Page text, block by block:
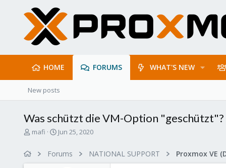
HOME FORUMS WHAT'S NEW
New posts
Was schützt die VM-Option "geschützt"?
T
mafi
S
r
Jun 25, 2020
Forums NATIONAL SUPPORT Proxmox VE